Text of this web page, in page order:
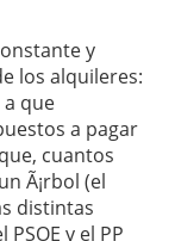
y
los alquileres:
que
a pagar
cuantos
Ã¡rbol (el
distintas
y el PP